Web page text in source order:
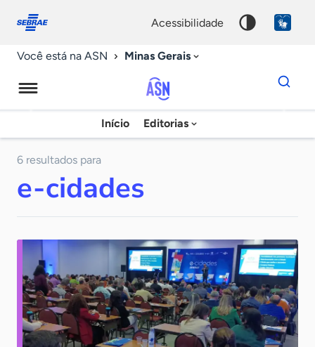
conosco
acessibilidade
Você está na ASN Minas Gerais
Agência
Sebrae
Início Editorias
Dados
para
chave
6 resultados para
e-cidades